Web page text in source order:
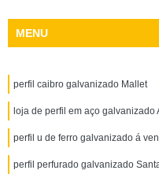
MENU
perfil caibro galvanizado Mallet
loja de perfil em aço galvanizado
perfil u de ferro galvanizado á
perfil perfurado galvanizado